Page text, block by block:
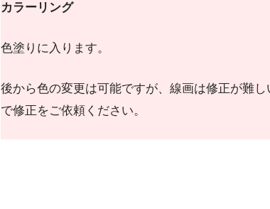
カラーリング
色塗りに入ります。
後から色の変更は可能ですが、線画は修正が難
で修正をご依頼ください。